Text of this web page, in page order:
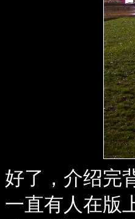
好了，介绍完
一直有人在版